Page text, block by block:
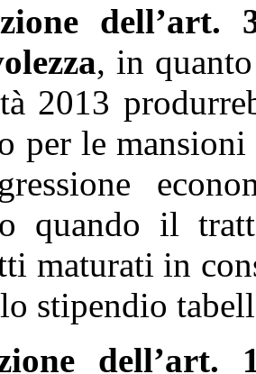
, in
2013
per le
quando il
maturati in
stipendio
dell’art.